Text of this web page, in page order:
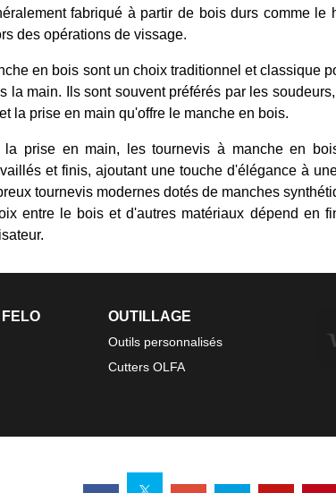
fabriqué à partir de bois durs comme
des opérations de vissage.
en bois sont un choix traditionnel et classique
la main. Ils sont souvent préférés par les
la prise en main qu'offre le manche en bois.
la prise en main, les tournevis à manche en
et finis, ajoutant une touche d'élégance à
tournevis modernes dotés de manches
entre le bois et d'autres matériaux dépend en
OUTILLAGE
Outils personnalisés
Cutters OLFA